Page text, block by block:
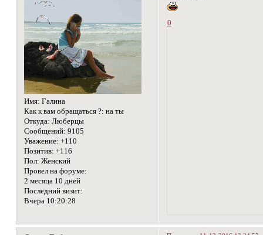
Имя: Галина
Как к вам обращаться ?: на ты
Откуда: Люберцы
Сообщений: 9105
Уважение: +110
Позитив: +116
Пол: Женский
Провел на форуме:
2 месяца 10 дней
Последний визит:
Вчера 10:20:28
0